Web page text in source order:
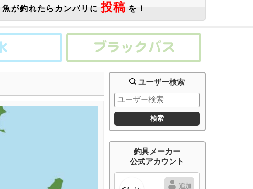
魚が釣れたらカンパリに 投稿 を！
ユーザー検索
釣具メーカー
公式アカウント
追加